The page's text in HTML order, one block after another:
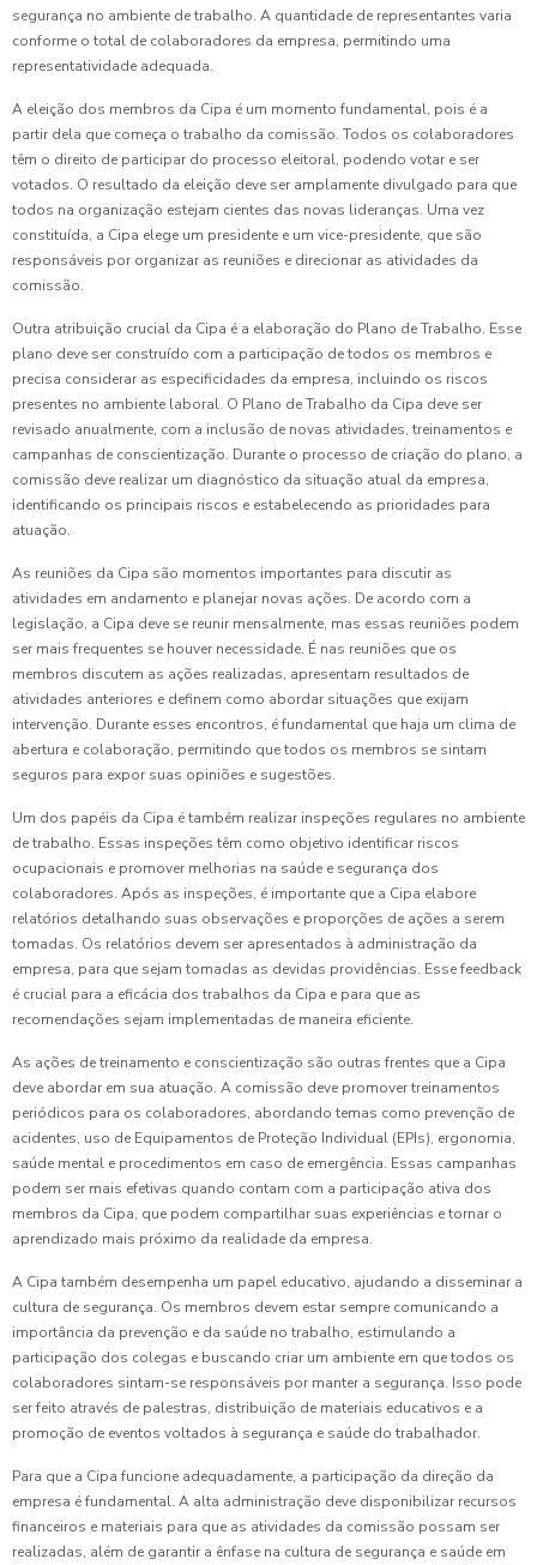
segurança no ambiente de trabalho. A quantidade de representantes varia
conforme o total de colaboradores da empresa, permitindo uma
representatividade adequada.
A eleição dos membros da Cipa é um momento fundamental, pois é a
partir dela que começa o trabalho da comissão. Todos os colaboradores
têm o direito de participar do processo eleitoral, podendo votar e ser
votados. O resultado da eleição deve ser amplamente divulgado para que
todos na organização estejam cientes das novas lideranças. Uma vez
constituída, a Cipa elege um presidente e um vice-presidente, que são
responsáveis por organizar as reuniões e direcionar as atividades da
comissão.
Outra atribuição crucial da Cipa é a elaboração do Plano de Trabalho. Esse
plano deve ser construído com a participação de todos os membros e
precisa considerar as especificidades da empresa, incluindo os riscos
presentes no ambiente laboral. O Plano de Trabalho da Cipa deve ser
revisado anualmente, com a inclusão de novas atividades, treinamentos e
campanhas de conscientização. Durante o processo de criação do plano, a
comissão deve realizar um diagnóstico da situação atual da empresa,
identificando os principais riscos e estabelecendo as prioridades para
atuação.
As reuniões da Cipa são momentos importantes para discutir as
atividades em andamento e planejar novas ações. De acordo com a
legislação, a Cipa deve se reunir mensalmente, mas essas reuniões podem
ser mais frequentes se houver necessidade. É nas reuniões que os
membros discutem as ações realizadas, apresentam resultados de
atividades anteriores e definem como abordar situações que exijam
intervenção. Durante esses encontros, é fundamental que haja um clima de
abertura e colaboração, permitindo que todos os membros se sintam
seguros para expor suas opiniões e sugestões.
Um dos papéis da Cipa é também realizar inspeções regulares no ambiente
de trabalho. Essas inspeções têm como objetivo identificar riscos
ocupacionais e promover melhorias na saúde e segurança dos
colaboradores. Após as inspeções, é importante que a Cipa elabore
relatórios detalhando suas observações e proporções de ações a serem
tomadas. Os relatórios devem ser apresentados à administração da
empresa, para que sejam tomadas as devidas providências. Esse feedback
é crucial para a eficácia dos trabalhos da Cipa e para que as
recomendações sejam implementadas de maneira eficiente.
As ações de treinamento e conscientização são outras frentes que a Cipa
deve abordar em sua atuação. A comissão deve promover treinamentos
periódicos para os colaboradores, abordando temas como prevenção de
acidentes, uso de Equipamentos de Proteção Individual (EPIs), ergonomia,
saúde mental e procedimentos em caso de emergência. Essas campanhas
podem ser mais efetivas quando contam com a participação ativa dos
membros da Cipa, que podem compartilhar suas experiências e tornar o
aprendizado mais próximo da realidade da empresa.
A Cipa também desempenha um papel educativo, ajudando a disseminar a
cultura de segurança. Os membros devem estar sempre comunicando a
importância da prevenção e da saúde no trabalho, estimulando a
participação dos colegas e buscando criar um ambiente em que todos os
colaboradores sintam-se responsáveis por manter a segurança. Isso pode
ser feito através de palestras, distribuição de materiais educativos e a
promoção de eventos voltados à segurança e saúde do trabalhador.
Para que a Cipa funcione adequadamente, a participação da direção da
empresa é fundamental. A alta administração deve disponibilizar recursos
financeiros e materiais para que as atividades da comissão possam ser
realizadas, além de garantir a ênfase na cultura de segurança e saúde em